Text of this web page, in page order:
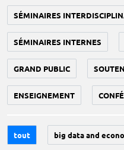
SÉMINAIRES
SÉMINAIRES INTERNES
GRAND PUBLIC
ENSEIGNEMENT
tout big data and